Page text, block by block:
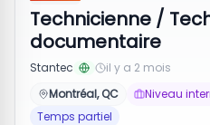
Technicienne /
documentaire
Stantec
il y a 2 mois
Montréal, QC
Niveau
Temps partiel